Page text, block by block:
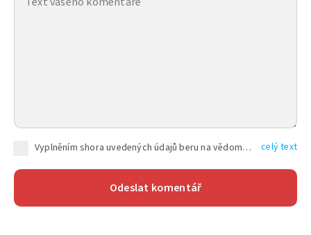
Vyplněním shora uvedených údajů beru na vědomí, že společnost TEXT FACTORY s.r.o., sídlem Brno, Durďákova 336/29, Černá Pole, PSČ: 613 00, IČ: 06157831, zapsané u Krajského soudu v Brně, oddíl C, vložka 100399, bude zpracovávat mé osobní údaje uvedené v rámci mnou vyplněného registračního formuláře na základě oprávněných zájmů TEXT FACTORY s.r.o. dle čl. 6 odst. 1 písm. f) GDPR a pro splnění právních povinností (čl. 6 odst. 1 písm. c) GDPR), a to pro tyto účely: nezbytnost zajistit oprávnění návštěvníka webových stránek provozovaných společností TEXT FACTORY s.r.o. přispívat aktivně ke zveřejněným článkům nebo v rámci diskusních fór a výkon práv TEXT FACTORY s.r.o. jako administrátora těchto diskusních fór. Více informací o zpracování osobních údajů a právech lze nalézt v celý text